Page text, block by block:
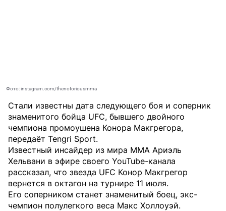
Фото: instagram.com/thenotoriousmma
Стали известны дата следующего боя и соперник
знаменитого бойца UFC, бывшего двойного
чемпиона промоушена Конора Макгрегора,
передаёт Tengri Sport.
Известный инсайдер из мира ММА Ариэль
Хельвани в эфире своего YouTube-канала
рассказал, что звезда UFC Конор Макгрегор
вернется в октагон на турнире 11 июля.
Его соперником станет знаменитый боец, экс-
чемпион полулегкого веса Макс Холлоуэй.